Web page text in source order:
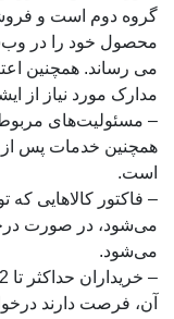
گروه دوم است و
محصول خود را در
می رساند. همچنین
مدارک مورد نیاز از
– مسئولیت‌های مربوط
همچنین خدمات پس از
است.
– فاکتور کالاهایی
می‌شود، در صورت
می‌شود.
–
آن، فرصت دارند